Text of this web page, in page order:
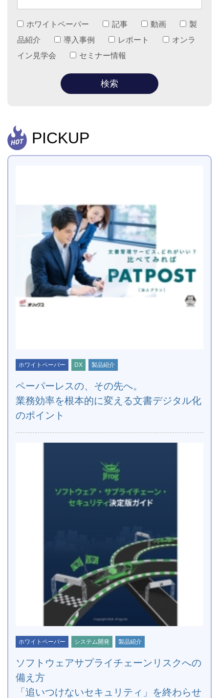
ホワイトペーパー 記事 動画
製
品紹介
導入事例 レポート
オンラ
イン見学会
セミナー情報
PICKUP
ホワイトペーパー DX 製品紹介
ペーパーレスの、その先へ。
業務効率を根本的に変える文書デジタル化
のポイント
ホワイトペーパー システム開発 製品紹介
ソフトウェアサプライチェーンリスクへの
備え方
「追いつけないセキュリティ」を終わらせ